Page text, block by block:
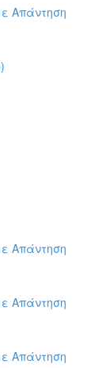
Απάντηση
Απάντηση
Απάντηση
Απάντηση